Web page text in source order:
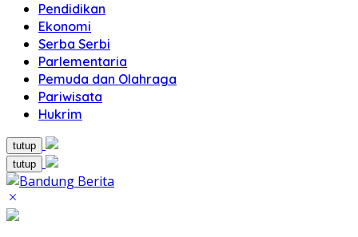
Pendidikan
Ekonomi
Serba Serbi
Parlementaria
Pemuda dan Olahraga
Pariwisata
Hukrim
tutup
tutup